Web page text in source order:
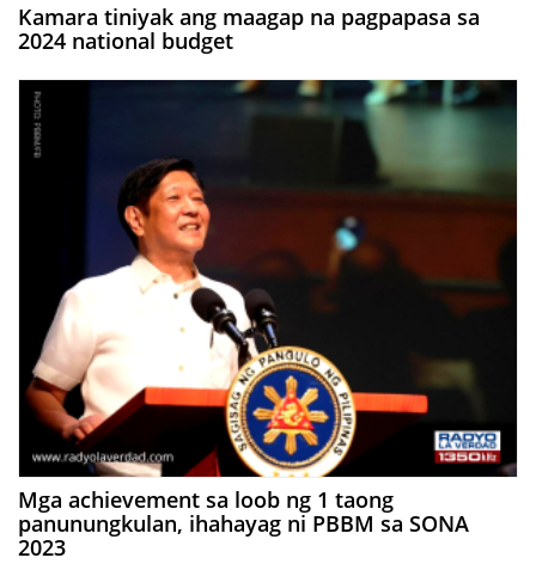
Kamara tiniyak ang maagap na pagpapasa sa
2024 national budget
Mga achievement sa loob ng 1 taong
panunungkulan, ihahayag ni PBBM sa SONA
2023